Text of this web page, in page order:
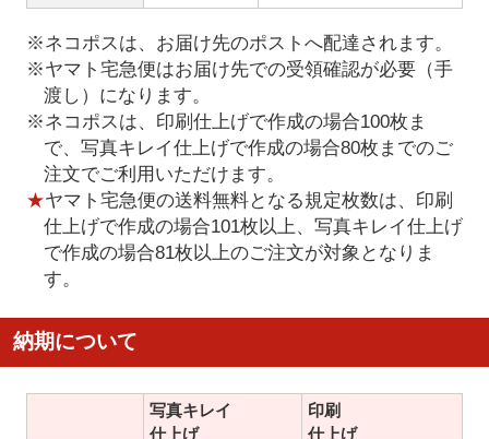
※ネコポスは、お届け先のポストへ配達されます。
※ヤマト宅急便はお届け先での受領確認が必要（手
渡し）になります。
※ネコポスは、印刷仕上げで作成の場合100枚ま
で、写真キレイ仕上げで作成の場合80枚までのご
注文でご利用いただけます。
★ヤマト宅急便の送料無料となる規定枚数は、印刷
仕上げで作成の場合101枚以上、写真キレイ仕上げ
で作成の場合81枚以上のご注文が対象となりま
す。
納期について
写真キレイ
仕上げ
印刷
仕上げ